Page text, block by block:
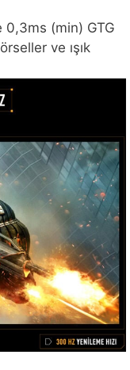
0,3ms (min) GTG
ve ışık